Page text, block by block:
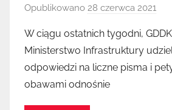
Opublikowano 28 czerwca 2021
z
e
z
W ciągu ostatnich tygodni,
Ministerstwo Infrastruktury
odpowiedzi na liczne pisma i
obawami odnośnie